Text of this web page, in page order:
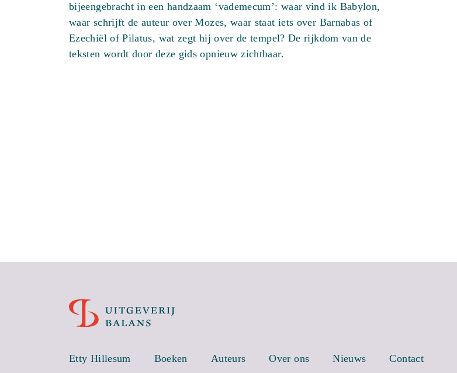
bijeengebracht in een handzaam ‘vademecum’: waar vind ik Babylon,
waar schrijft de auteur over Mozes, waar staat iets over Barnabas of
Ezechiël of Pilatus, wat zegt hij over de tempel? De rijkdom van de
teksten wordt door deze gids opnieuw zichtbaar.
Etty Hillesum Boeken Auteurs Over ons Nieuws Contact